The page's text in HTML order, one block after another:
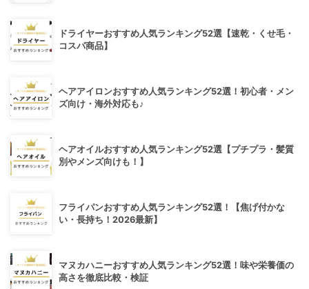
ドライヤーおすすめ人気ランキング52選【速乾・くせ毛・
コスパ商品】
ヘアアイロンおすすめ人気ランキング52選！初心者・メン
ズ向け・海外対応も♪
ヘアオイルおすすめ人気ランキング52選【プチプラ・髪質
別やメンズ向けも！】
フライパンおすすめ人気ランキング52選！【焦げ付かな
い・長持ち！2026最新】
マヌカハニーおすすめ人気ランキング52選！味や栄養価の
高さを徹底比較・検証